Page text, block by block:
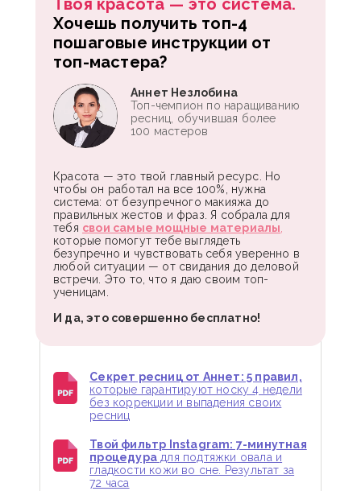
Хочешь получить топ-4
пошаговые инструкции от
топ-мастера?
Красота — это твой главный ресурс. Но
чтобы он работал на все 100%, нужна
система: от безупречного макияжа до
правильных жестов и фраз. Я собрала для
тебя свои самые мощные материалы
которые помогут тебе выглядеть
безупречно и чувствовать себя уверенно в
любой ситуации — от свидания до деловой
встречи. Это то, что я даю своим топ-
ученицам.
И да, это совершенно бесплатно!
Аннет Незлобина
Топ-чемпион по наращиванию
ресниц, обучившая более
100 мастеров
Секрет ресниц от Аннет: 5 правил,
которые гарантируют носку 4 недели
без коррекции и выпадения своих
ресниц
Твой фильтр Instagram: 7-минутная
процедурадля подтяжки овала и
гладкости кожи во сне. Результат за
72 часа